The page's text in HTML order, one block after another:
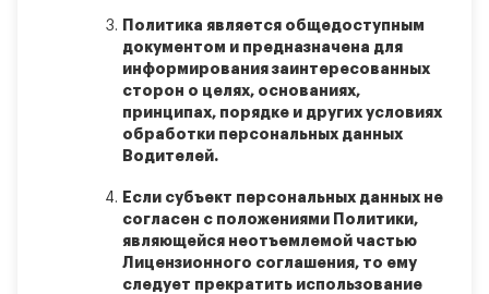
Политика является общедоступным
документом и предназначена для
информирования заинтересованных
сторон о целях, основаниях,
принципах, порядке и других условиях
обработки персональных данных
Водителей.
Если субъект персональных данных не
согласен с положениями Политики,
являющейся неотъемлемой частью
Лицензионного соглашения, то ему
следует прекратить использование